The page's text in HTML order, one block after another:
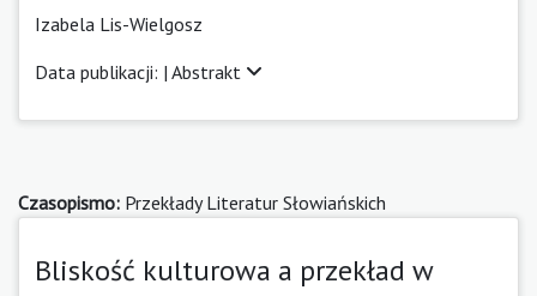
Izabela Lis-Wielgosz
Data publikacji: | Abstrakt
Czasopismo: Przekłady Literatur Słowiańskich
Bliskość kulturowa a przekład w